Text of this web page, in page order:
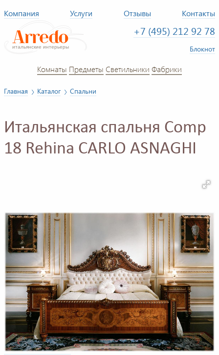
Компания Услуги Отзывы Контакты
+7 (495) 212 92 78
Блокнот
Комнаты Предметы Светильники Фабрики
Главная Каталог Спальни
Итальянская спальня Comp
18 Rehina CARLO ASNAGHI
Композиция для спальной комнаты. В композицию
входят: двуспальная кровать, тумбочка, комод,
туалетный столик с зеркалом, стул.
Фабрика
CARLO ASNAGHI